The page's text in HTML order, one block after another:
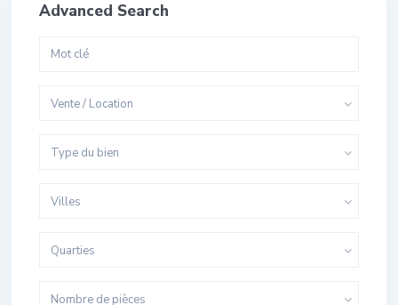
Advanced Search
Vente / Location
Type du bien
Villes
Quarties
Nombre de pièces